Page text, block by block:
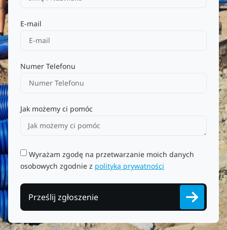
E-mail
Numer Telefonu
Jak możemy ci pomóc
Wyrażam zgodę na przetwarzanie moich danych
osobowych zgodnie z polityką prywatności
Prześlij zgłoszenie